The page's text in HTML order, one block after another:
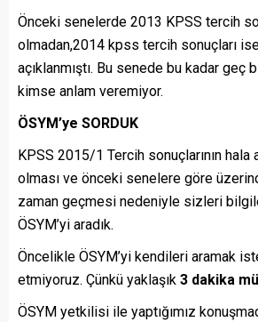
Önceki senelerde 2013 KPSS tercih
olmadan,2014 kpss tercih sonuçları
açıklanmıştı. Bu senede bu kadar geç
kimse anlam veremiyor.
ÖSYM’ye SORDUK
KPSS 2015/1 Tercih sonuçlarının hala
olması ve önceki senelere göre
zaman geçmesi nedeniyle sizleri
ÖSYM’yi aradık.
Öncelikle ÖSYM’yi kendileri aramak
etmiyoruz. Çünkü yaklaşık 3 dakika
ÖSYM yetkilisi ile yaptığımız